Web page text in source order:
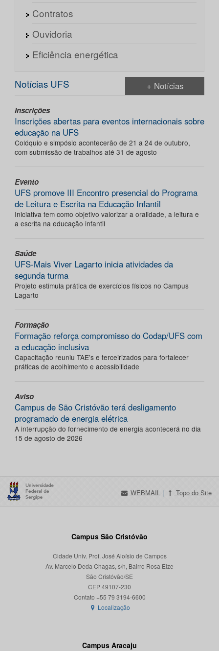
Contratos
Ouvidoria
Eficiência energética
Notícias UFS + Notícias
Inscrições
Inscrições abertas para eventos internacionais sobre
educação na UFS
Colóquio e simpósio acontecerão de 21 a 24 de outubro,
com submissão de trabalhos até 31 de agosto
Evento
UFS promove III Encontro presencial do Programa
de Leitura e Escrita na Educação Infantil
Iniciativa tem como objetivo valorizar a oralidade, a leitura e
a escrita na educação infantil
Saúde
UFS-Mais Viver Lagarto inicia atividades da
segunda turma
Projeto estimula prática de exercícios físicos no Campus
Lagarto
Formação
Formação reforça compromisso do Codap/UFS com
a educação inclusiva
Capacitação reuniu TAE’s e terceirizados para fortalecer
práticas de acolhimento e acessibilidade
Aviso
Campus de São Cristóvão terá desligamento
programado de energia elétrica
A interrupção do fornecimento de energia acontecerá no dia
15 de agosto de 2026
WEBMAIL | Topo do Site
Campus São Cristóvão
Cidade Univ. Prof. José Aloísio de Campos
Av. Marcelo Deda Chagas, s/n, Bairro Rosa Elze
São Cristóvão/SE
CEP 49107-230
Localização
Campus Aracaju